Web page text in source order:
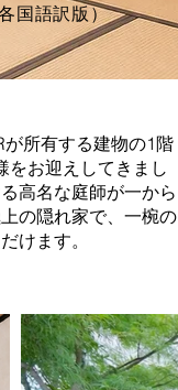
国語訳版）
が所有する建物の1階
をお迎えしてきまし
高名な庭師が一から
の隠れ家で、一椀の
けます。